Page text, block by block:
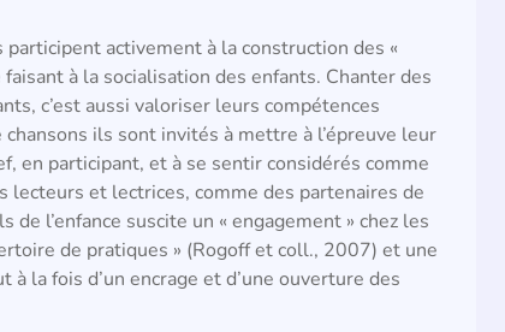
activement à la construction des «
à la socialisation des enfants. Chanter des
c’est aussi valoriser leurs compétences
ils sont invités à mettre à l’épreuve leur
en participant, et à se sentir considérés comme
et lectrices, comme des partenaires de
de l’enfance suscite un « engagement » chez les
de pratiques » (Rogoff et coll., 2007) et une
la fois d’un encrage et d’une ouverture des